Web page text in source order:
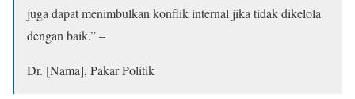
juga dapat menimbulkan konflik internal jika tidak dikelola
dengan baik.” –
Dr. [Nama], Pakar Politik